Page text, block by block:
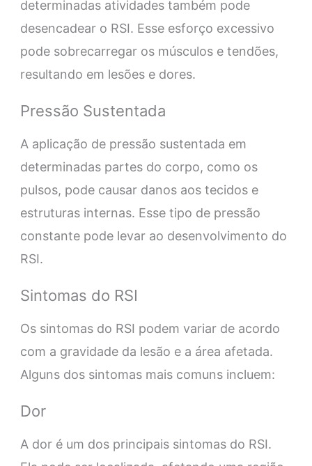
determinadas atividades também pode
desencadear o RSI. Esse esforço excessivo
pode sobrecarregar os músculos e tendões,
resultando em lesões e dores.
Pressão Sustentada
A aplicação de pressão sustentada em
determinadas partes do corpo, como os
pulsos, pode causar danos aos tecidos e
estruturas internas. Esse tipo de pressão
constante pode levar ao desenvolvimento do
RSI.
Sintomas do RSI
Os sintomas do RSI podem variar de acordo
com a gravidade da lesão e a área afetada.
Alguns dos sintomas mais comuns incluem:
Dor
A dor é um dos principais sintomas do RSI.